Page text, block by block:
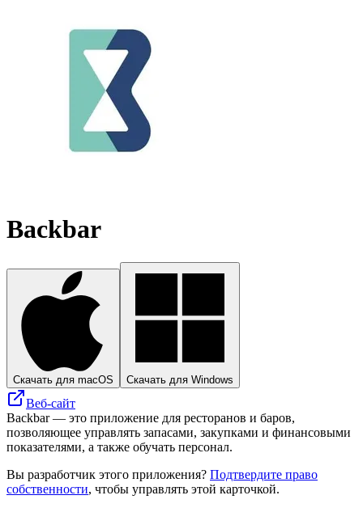
Backbar
Скачать для macOS Скачать для Windows
Веб-сайт
Backbar — это приложение для ресторанов и баров,
позволяющее управлять запасами, закупками и финансовыми
показателями, а также обучать персонал.
Вы разработчик этого приложения? Подтвердите право
собственности, чтобы управлять этой карточкой.